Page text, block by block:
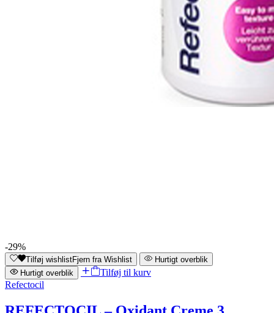
-29%
Tilføj wishlistFjern fra Wishlist
Hurtigt overblik
Hurtigt overblik
Tilføj til kurv
Refectocil